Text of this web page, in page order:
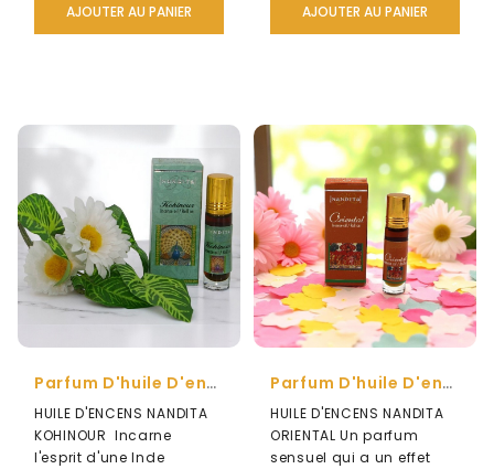
AJOUTER AU PANIER AJOUTER AU PANIER
Parfum D'huile D'encens Nandita Kohinour
HUILE D'ENCENS NANDITA
KOHINOUR Incarne
l'esprit d'une Inde
Parfum D'huile D'encens Nandita Oriental
HUILE D'ENCENS NANDITA
ORIENTAL Un parfum
sensuel qui a un effet